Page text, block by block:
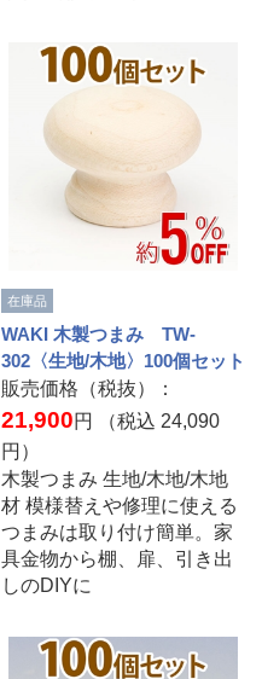
在庫品
WAKI 木製つまみ TW-
302〈生地/木地〉100個セット
販売価格（税抜）：
21,900円 （税込 24,090
円）
木製つまみ 生地/木地/木地
材 模様替えや修理に使える
つまみは取り付け簡単。家
具金物から棚、扉、引き出
しのDIYに